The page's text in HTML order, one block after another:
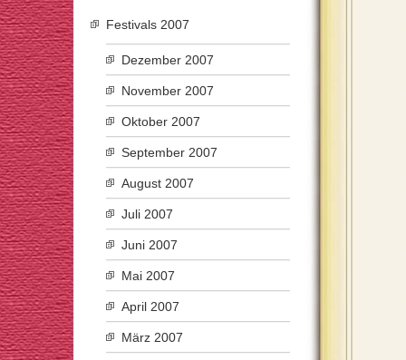
Festivals 2007
Dezember 2007
November 2007
Oktober 2007
September 2007
August 2007
Juli 2007
Juni 2007
Mai 2007
April 2007
März 2007